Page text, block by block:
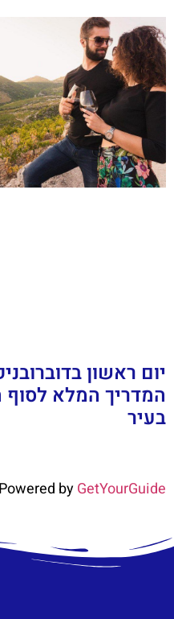
יום ראשון
המדריך המלא
בעיר
Powered byGetYourGuide